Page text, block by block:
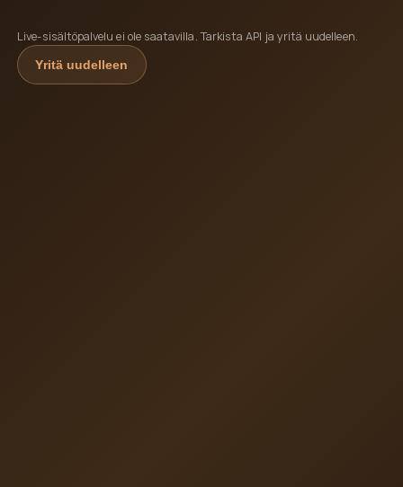
Live-sisältöpalvelu ei ole saatavilla. Tarkista API ja yritä uudelleen.
Yritä uudelleen